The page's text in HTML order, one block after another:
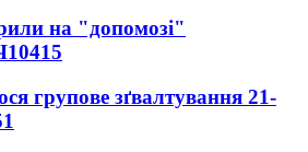
на "допомозі"
10415
групове зґвалтування 21-